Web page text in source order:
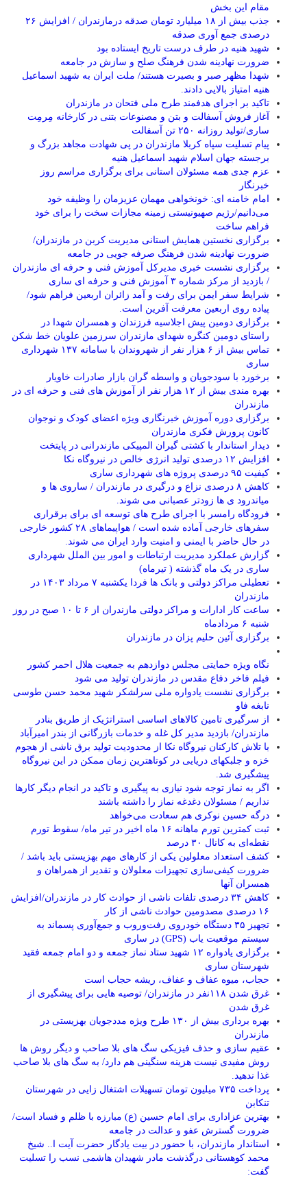
مقام این بخش
جذب بیش از ۱۸ میلیارد تومان صدقه درمازندران / افزایش ۲۶
درصدی جمع آوری صدقه
شهید هنیه در طرف درست تاریخ ایستاده بود
ضرورت نهادینه شدن فرهنگ صلح و سازش در جامعه
شهدا مظهر صبر و بصیرت هستند/ ملت ایران به شهید اسماعیل
هنیه امتیاز بالایی دادند.
تاکید بر اجرای هدفمند طرح ملی فتحان در مازندران
آغاز فروش آسفالت و بتن و مصنوعات بتنی در کارخانه مِرمِت
ساری/تولید روزانه ۲۵۰ تن آسفالت
پیام تسلیت سپاه کربلا مازندران در پی شهادت مجاهد بزرگ و
برجسته جهان اسلام شهید اسماعیل هنیه
عزم جدی همه مسئولان استانی برای برگزاری مراسم روز
خبرنگار
امام خامنه ای: خونخواهی مهمان عزیزمان را وظیفه خود
می‌دانیم/رژیم صهیونیستی زمینه مجازات سخت را برای خود
فراهم ساخت
برگزاری نخستین همایش استانی مدیریت کربن در مازندران/
ضرورت نهادینه شدن فرهنگ صرفه جویی در جامعه
برگزاری نشست خبری مدیرکل آموزش فنی و حرفه ای مازندران
/ بازدید از مرکز شماره ۳ آموزش فنی و حرفه ای ساری
شرایط سفر ایمن برای رفت و آمد زائران اربعین فراهم شود/
پیاده روی اربعین معرفت آفرین است.
برگزاری دومین پیش اجلاسیه فرزندان و همسران شهدا در
راستای دومین کنگره شهدای مازندران سرزمین علویان خط شکن
تماس بیش از ۶ هزار نفر از شهروندان با سامانه ۱۳۷ شهرداری
ساری
برخورد با سودجویان و واسطه گران بازار صادرات خاویار
بهره مندی بیش از ۱۲ هزار نفر از آموزش های فنی و حرفه ای در
مازندران
برگزاری دوره آموزش خبرنگاری ویژه اعضای کودک و نوجوان
کانون پرورش فکری مازندران
دیدار استاندار با کشتی گیران المپیکی مازندرانی در پایتخت
افزایش ۱۲ درصدی تولید انرژی خالص در نیروگاه نکا
کیفیت ۹۵ درصدی پروژه های شهرداری ساری
کاهش ۸ درصدی نزاع و درگیری در مازندران / ساروی ها و
میاندرود ی ها زودتر عصبانی می شوند.
فرودگاه رامسر با اجرای طرح های توسعه ای برای برقراری
سفرهای خارجی آماده شده است / هواپیماهای ۲۸ کشور خارجی
در حال حاضر با ایمنی و امنیت وارد ایران می شوند.
گزارش عملکرد مدیریت ارتباطات و امور بین الملل شهرداری
ساری در یک ماه گذشته ( تیرماه)
تعطیلی مراکز دولتی و بانک ها فردا یکشنبه ۷ مرداد ۱۴۰۳ در
مازندران
ساعت کار ادارات و مراکز دولتی مازندران از ۶ تا ۱۰ صبح در روز
شنبه ۶ مردادماه
برگزاری آئین حلیم پزان در مازندران
نگاه ویژه حمایتی مجلس دوازدهم به جمعیت هلال احمر کشور
فیلم فاخر دفاع مقدس در مازندران تولید می شود
برگزاری نشست یادواره ملی سرلشکر شهید محمد حسن طوسی
نابغه فاو
از سرگیری تامین کالاهای اساسی استراتژیک از طریق بنادر
مازندران/ بازدید مدیر کل غله و خدمات بازرگانی از بندر امیرآباد
با تلاش کارکنان نیروگاه نکا از محدودیت تولید برق ناشی از هجوم
خزه و جلبکهای دریایی در کوتاهترین زمان ممکن در این نیروگاه
پیشگیری شد.
اگر به نماز توجه شود نیازی به پیگیری و تاکید در انجام دیگر کارها
نداریم / مسئولان دغدغه نماز را داشته باشند
درگه حسین نوکری هم سعادت می‌خواهد
ثبت کمترین تورم ماهانه ۱۶ ماه اخیر در تیر ماه/ سقوط تورم
نقطه‌ای به کانال ۳۰ درصد
کشف استعداد معلولین یکی از کارهای مهم بهزیستی باید باشد /
ضرورت کیفی‌سازی تجهیزات معلولان و تقدیر از همراهان و
همسران آنها
کاهش ۳۴ درصدی تلفات ناشی از حوادث كار در مازندران/افزایش
۱۶ درصدی مصدومین حوادث ناشی از کار
تجهیز ۳۵ دستگاه خودروی رفت‌وروب و جمع‌آوری پسماند به
سیستم موقعیت یاب (GPS) در ساری
برگزاری یادواره ۱۲ شهید ستاد نماز جمعه و دو امام جمعه فقید
شهرستان ساری
حجاب، میوه عفاف و عفاف، ریشه حجاب است
غرق شدن ۱۱۸نفر در مازندران/ توصيه هايی برای پيشگيری از
غرق شدن
بهره برداری بیش از ۱۳۰ طرح ویژه مددجویان بهزیستی در
مازندران
عقیم سازی و حذف فیزیکی سگ های بلا صاحب و دیگر روش ها
روش مفیدی نیست هزینه سنگینی هم دارد/ به سگ های بلا صاحب
غذا ندهید.
پرداخت ۷۳۵ میلیون تومان تسهیلات اشتغال زایی در شهرستان
تنکابن
بهترین عزاداری برای امام حسین (ع) مبارزه با ظلم و فساد است/
ضرورت گسترش عفو و عدالت در جامعه
استاندار مازندران، با حضور در بیت یادگار حضرت آیت ا.. شیخ
محمد کوهستانی درگذشت مادر شهیدان هاشمی نسب را تسلیت
گفت: